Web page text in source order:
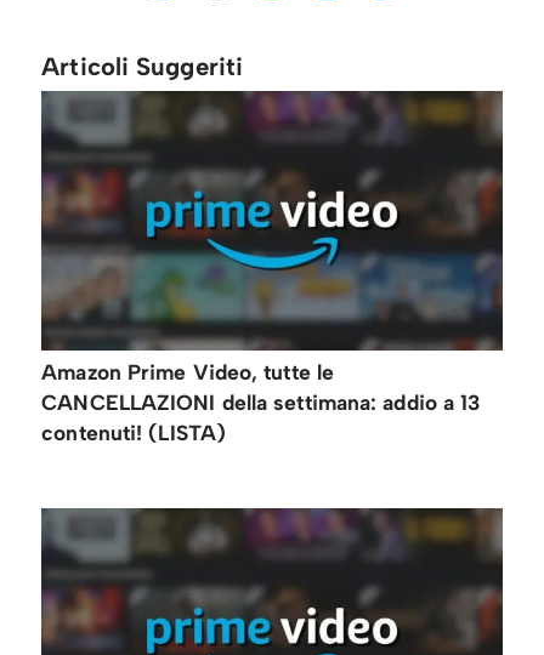
Articoli Suggeriti
Amazon Prime Video, tutte le
CANCELLAZIONI della settimana: addio a 13
contenuti! (LISTA)